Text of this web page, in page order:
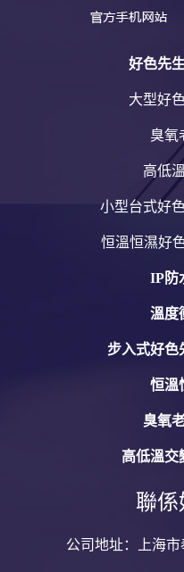
好色先
大型好
臭氧
高低
小型台式好
恒溫恒濕好
IP防
溫度
步入式好色
恒溫
臭氧
高低溫交
聯
公司地址：上